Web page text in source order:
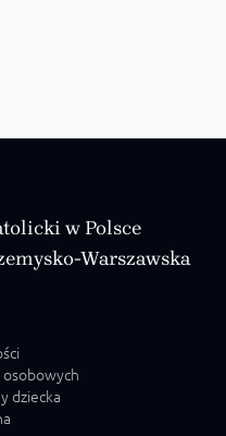
w Polsce
Warszawska
dziecka